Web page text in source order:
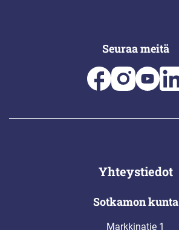
Seuraa meitä
Yhteystiedot
Sotkamon kunta
Markkinatie 1